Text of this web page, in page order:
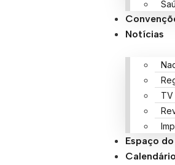
Notícias
TV
Espaço